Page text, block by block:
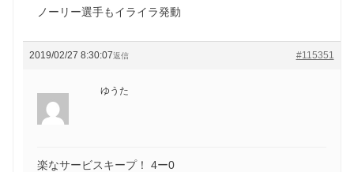
ノーリー選手もイライラ発動
2019/02/27 8:30:07 #115351
返信
ゆうた
楽なサービスキープ！ 4ー0